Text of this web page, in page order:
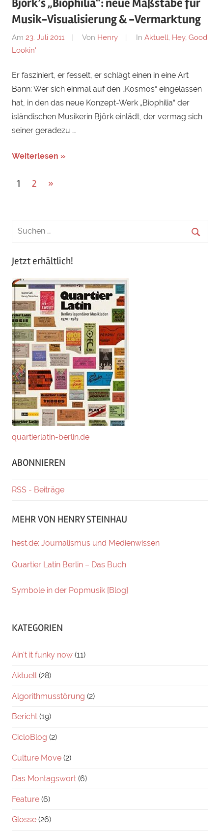
Björk’s „Biophilia“: neue Maßstäbe für
Musik-Visualisierung & -Vermarktung
Am 23. Juli 2011 Von Henry In Aktuell, Hey, Good
Lookin'
Er fasziniert, er fesselt, er schlägt einen in eine Art
Bann: Wer sich einmal auf den „Kosmos“ eingelassen
hat, in den das neue Konzept-Werk „Biophilia“ der
isländischen Musikerin Björk einlädt, der vermag sich
seiner geradezu …
Weiterlesen »
Beitragsnavigation
1 2
Weitere
»
Jetzt erhältlich!
quartierlatin-berlin.de
ABONNIEREN
RSS - Beiträge
MEHR VON HENRY STEINHAU
hest.de: Journalismus und Medienwissen
Quartier Latin Berlin – Das Buch
Symbole in der Popmusik [Blog]
KATEGORIEN
Ain't it funky now (11)
Aktuell(28)
Algorithmusstörung (2)
Bericht (19)
CicloBlog (2)
Culture Move (2)
Das Montagswort (6)
Feature (6)
Glosse (26)